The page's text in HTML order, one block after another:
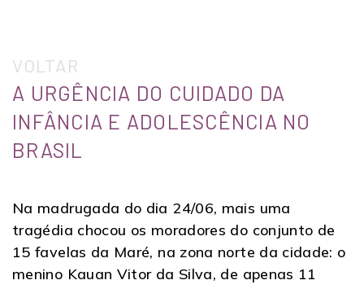
VOLTAR
A URGÊNCIA DO CUIDADO DA
INFÂNCIA E ADOLESCÊNCIA NO
BRASIL
Na madrugada do dia 24/06, mais uma
tragédia chocou os moradores do conjunto de
15 favelas da Maré, na zona norte da cidade: o
menino Kauan Vitor da Silva, de apenas 11